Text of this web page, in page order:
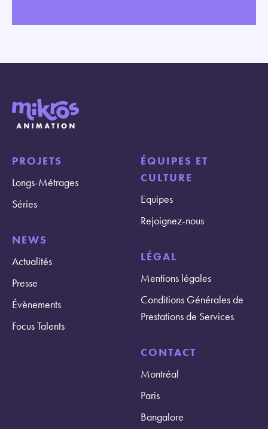
PROJETS
Longs-Métrages
Séries
NEWS
Actualités
Presse
Évènements
Focus Talents
ÉQUIPES ET
CULTURE
Equipes
Rejoignez-nous
LÉGAL
Mentions légales
Conditions Générales de
Prestations de Services
CONTACT
Montréal
Paris
Bangalore